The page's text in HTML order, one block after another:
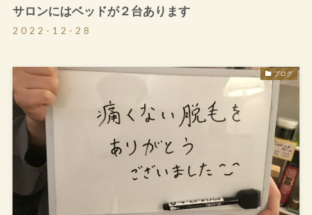
サロンにはベッドが２台あります
2022-12-28
ブログ